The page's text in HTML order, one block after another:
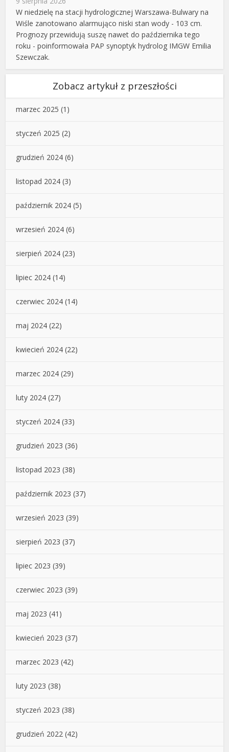
W niedzielę na stacji hydrologicznej Warszawa-Bulwary na
Wiśle zanotowano alarmująco niski stan wody - 103 cm.
Prognozy przewidują suszę nawet do października tego
roku - poinformowała PAP synoptyk hydrolog IMGW Emilia
Szewczak.
Zobacz artykuł z przeszłości
marzec 2025 (1)
styczeń 2025 (2)
grudzień 2024 (6)
listopad 2024 (3)
październik 2024 (5)
wrzesień 2024 (6)
sierpień 2024 (23)
lipiec 2024 (14)
czerwiec 2024 (14)
maj 2024 (22)
kwiecień 2024 (22)
marzec 2024 (29)
luty 2024 (27)
styczeń 2024 (33)
grudzień 2023 (36)
listopad 2023 (38)
październik 2023 (37)
wrzesień 2023 (39)
sierpień 2023 (37)
lipiec 2023 (39)
czerwiec 2023 (39)
maj 2023 (41)
kwiecień 2023 (37)
marzec 2023 (42)
luty 2023 (38)
styczeń 2023 (38)
grudzień 2022 (42)